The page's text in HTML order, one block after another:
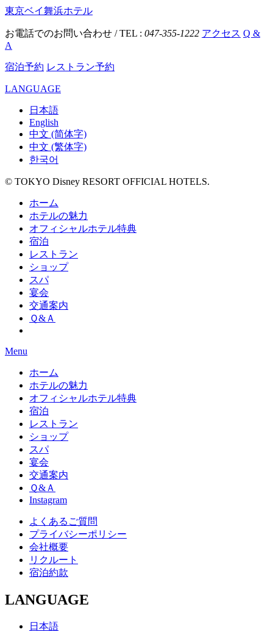
東京ベイ舞浜ホテル
お電話でのお問い合わせ / TEL : 047-355-1222 アクセス Q &
A
宿泊予約 レストラン予約
LANGUAGE
日本語
English
中文 (简体字)
中文 (繁体字)
한국어
© TOKYO Disney RESORT OFFICIAL HOTELS.
ホーム
ホテルの魅力
オフィシャルホテル特典
宿泊
レストラン
ショップ
スパ
宴会
交通案内
Ｑ&Ａ
Menu
ホーム
ホテルの魅力
オフィシャルホテル特典
宿泊
レストラン
ショップ
スパ
宴会
交通案内
Ｑ&Ａ
Instagram
よくあるご質問
プライバシーポリシー
会社概要
リクルート
宿泊約款
LANGUAGE
日本語